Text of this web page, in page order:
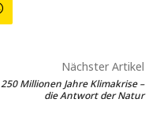
Nächster Artikel
250 Millionen Jahre Klimakrise –
die Antwort der Natur